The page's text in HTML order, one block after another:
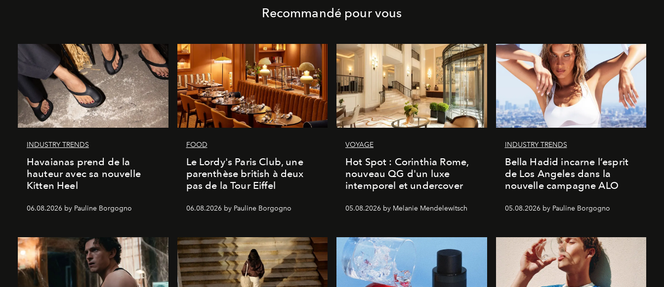
Recommandé pour vous
INDUSTRY TRENDS
Havaianas prend de la
hauteur avec sa nouvelle
Kitten Heel
06.08.2026 by Pauline Borgogno
FOOD
Le Lordy's Paris Club, une
parenthèse british à deux
pas de la Tour Eiffel
06.08.2026 by Pauline Borgogno
VOYAGE
Hot Spot : Corinthia Rome,
nouveau QG d'un luxe
intemporel et undercover
05.08.2026 by Melanie Mendelewitsch
INDUSTRY TRENDS
Bella Hadid incarne l’esprit
de Los Angeles dans la
nouvelle campagne ALO
05.08.2026 by Pauline Borgogno